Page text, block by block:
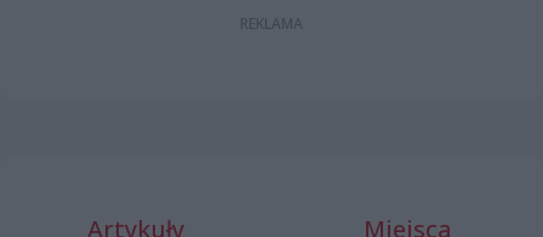
Artykuły Miejsca